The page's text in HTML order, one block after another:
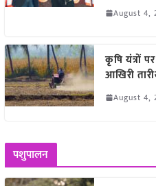
August 4,
कृषि यंत्रों
आखिरी
August 4,
पशुपालन